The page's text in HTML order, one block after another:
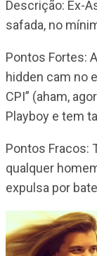
Descrição: Ex-
safada, no
Pontos Fortes:
hidden cam no
CPI” (aham,
Playboy e tem
Pontos Fracos:
qualquer
expulsa por